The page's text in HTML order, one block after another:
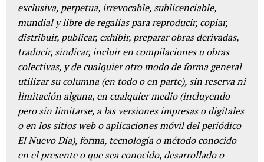
exclusiva, perpetua, irrevocable, sublicenciable,
mundial y libre de regalías para reproducir, copiar,
distribuir, publicar, exhibir, preparar obras derivadas,
traducir, sindicar, incluir en compilaciones u obras
colectivas, y de cualquier otro modo de forma general
utilizar su columna (en todo o en parte), sin reserva ni
limitación alguna, en cualquier medio (incluyendo
pero sin limitarse, a las versiones impresas o digitales
o en los sitios web o aplicaciones móvil del periódico
El Nuevo Día), forma, tecnología o método conocido
en el presente o que sea conocido, desarrollado o